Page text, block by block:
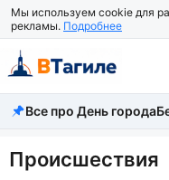
Мы используем cookie для
рекламы. Подробнее
Все новости
Происшествия
Все про День города
Происшествия